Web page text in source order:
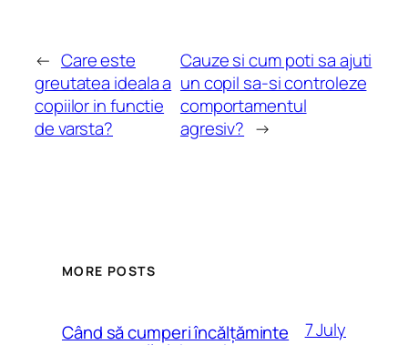
← Care este
greutatea ideala a
copiilor in functie
de varsta?
Cauze si cum poti sa ajuti
un copil sa-si controleze
comportamentul
agresiv? →
MORE POSTS
Când să cumperi încălțăminte
7 July